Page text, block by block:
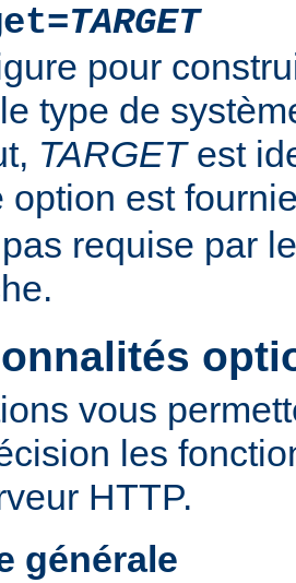
TARGET
pour
type de
TARGETest
option est
requise par
vous
les
HTTP.
générale